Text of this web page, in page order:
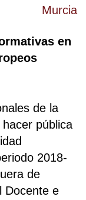
Murcia
en
de la
pública
2018-
de
Docente e